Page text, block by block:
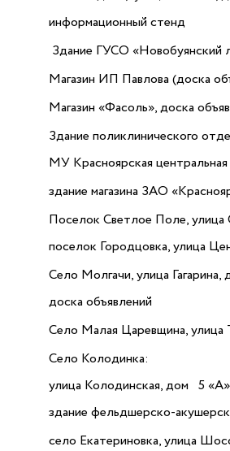
информационный стенд
Здание ГУСО «Новобуянский
Магазин ИП Павлова (доска
Магазин «Фасоль», доска
Здание поликлинического
МУ Красноярская
здание магазина ЗАО
Поселок Светлое Поле, улица
поселок Городцовка, улица
Село Молгачи, улица
доска объявлений
Село Малая Царевщина, улица
Село Колодинка:
улица Колодинская, дом 5
здание фельдшерско-
село Екатериновка, улица